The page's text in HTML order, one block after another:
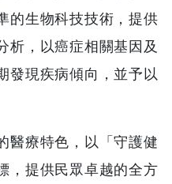
的生物科技技術，提供
析，以癌症相關基因及
發現疾病傾向，並予以
醫療特色，以「守護健
，提供民眾卓越的全方